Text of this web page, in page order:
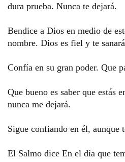
dura prueba. Nunca te dejará.
Bendice a Dios en medio de
nombre. Dios es fiel y te
Confía en su gran poder. Que
Que bueno es saber que estás
nunca me dejará.
Sigue confiando en él, aunque
El Salmo dice En el día que